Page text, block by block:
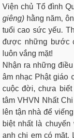
Viện chủ Tổ đình
giêng) hằng năm,
tuổi cao sức yếu.
được những bước
luôn vắng mặt!
Nhận ra những
âm nhạc Phật giáo
cuộc đời, chưa
tâm VHVN Nhất
lên tận nhà để
biệt nhất là
anh chị em có mặt.